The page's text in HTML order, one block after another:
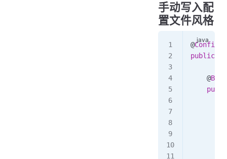
手动写入配
置文件风格
@
public
    @
Bean